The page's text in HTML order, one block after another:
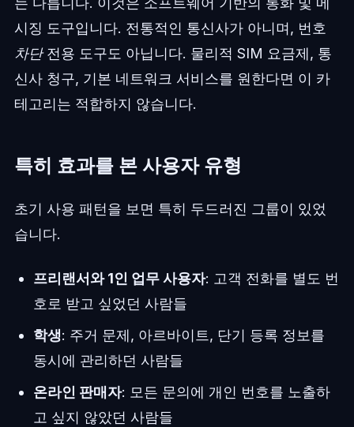
시징 도구입니다. 전통적인 통신사가 아니며, 번호
차단전용 도구도 아닙니다. 물리적 SIM 요금제, 통
신사 청구, 기본 네트워크 서비스를 원한다면 이 카
테고리는 적합하지 않습니다.
특히 효과를 본 사용자 유형
초기 사용 패턴을 보면 특히 두드러진 그룹이 있었
습니다.
프리랜서와 1인 업무 사용자: 고객 전화를 별도 번
호로 받고 싶었던 사람들
학생: 주거 문제, 아르바이트, 단기 등록 정보를
동시에 관리하던 사람들
온라인 판매자: 모든 문의에 개인 번호를 노출하
고 싶지 않았던 사람들